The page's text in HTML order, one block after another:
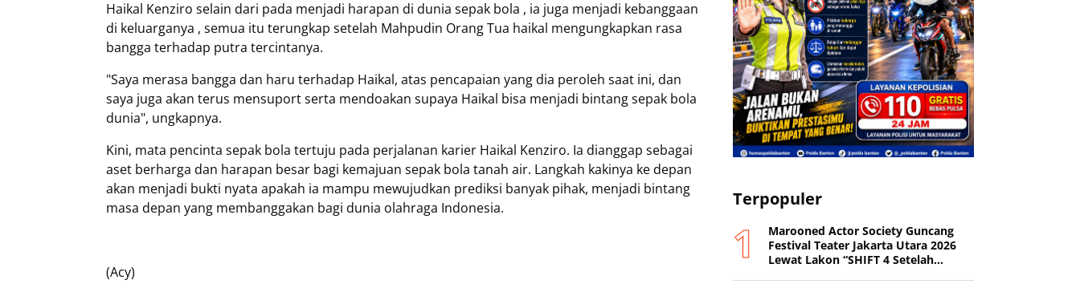
Haikal Kenziro selain dari pada menjadi harapan di dunia sepak bola , ia juga menjadi kebanggaan
di keluarganya , semua itu terungkap setelah Mahpudin Orang Tua haikal mengungkapkan rasa
bangga terhadap putra tercintanya.
"Saya merasa bangga dan haru terhadap Haikal, atas pencapaian yang dia peroleh saat ini, dan
saya juga akan terus mensuport serta mendoakan supaya Haikal bisa menjadi bintang sepak bola
dunia", ungkapnya.
Kini, mata pencinta sepak bola tertuju pada perjalanan karier Haikal Kenziro. Ia dianggap sebagai
aset berharga dan harapan besar bagi kemajuan sepak bola tanah air. Langkah kakinya ke depan
akan menjadi bukti nyata apakah ia mampu mewujudkan prediksi banyak pihak, menjadi bintang
masa depan yang membanggakan bagi dunia olahraga Indonesia.
(Acy)
Terpopuler
Marooned Actor Society Guncang
Festival Teater Jakarta Utara 2026
Lewat Lakon “SHIFT 4 Setelah